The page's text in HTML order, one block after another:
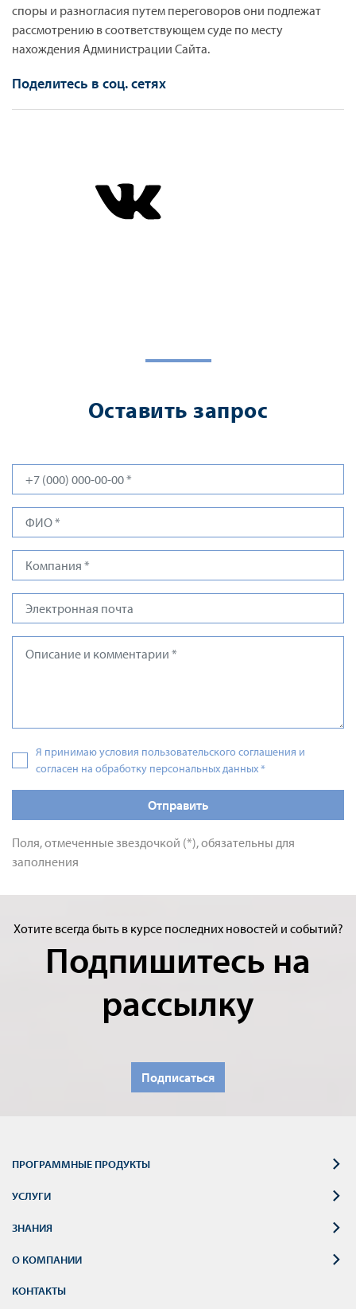
споры и разногласия путем переговоров они подлежат
рассмотрению в соответствующем суде по месту
нахождения Администрации Сайта.
Поделитесь в соц. сетях
Оставить запрос
Я принимаю условия пользовательского соглашения и
согласен на обработку персональных данных*
Отправить
Поля, отмеченные звездочкой (*), обязательны для
заполнения
Хотите всегда быть в курсе последних новостей и событий?
Подпишитесь на
рассылку
Подписаться
ПРОГРАММНЫЕ ПРОДУКТЫ
УСЛУГИ
ЗНАНИЯ
О КОМПАНИИ
КОНТАКТЫ